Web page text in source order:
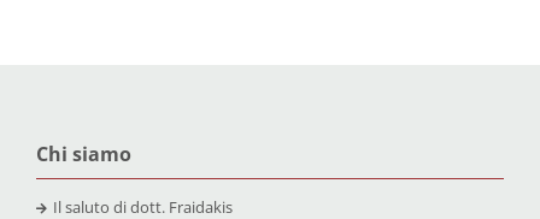
Chi siamo
Il saluto di dott. Fraidakis